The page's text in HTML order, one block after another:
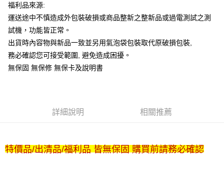
福利品來源:
運送途中不慎造成外包裝破損或商品整新之整新品或過電測試之測
試機，功能皆正常。
出貨時內容物與新品一致並另用氣泡袋包裝取代原破損包裝,
務必確認您可接受範圍, 避免造成困擾。
無保固 無保修 無保卡及說明書
詳細說明 相關推薦
特價品/出清品/福利品 皆無保固 購買前請務必確認